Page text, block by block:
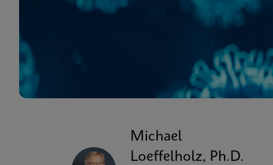
Michael
Loeffelholz, Ph.D.